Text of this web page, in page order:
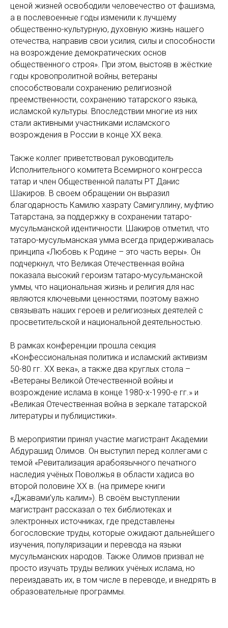
ценой жизней освободили человечество от фашизма,
а в послевоенные годы изменили к лучшему
общественно-культурную, духовную жизнь нашего
отечества, направив свои усилия, силы и способности
на возрождение демократических основ
общественного строя». При этом, выстояв в жёсткие
годы кровопролитной войны, ветераны
способствовали сохранению религиозной
преемственности, сохранению татарского языка,
исламской культуры. Впоследствии многие из них
стали активными участниками исламского
возрождения в России в конце ХХ века.
Также коллег приветствовал руководитель
Исполнительного комитета Всемирного конгресса
татар и член Общественной палаты РТ Данис
Шакиров. В своем обращении он выразил
благодарность Камилю хазрату Самигуллину, муфтию
Татарстана, за поддержку в сохранении татаро-
мусульманской идентичности. Шакиров отметил, что
татаро-мусульманская умма всегда придерживалась
принципа «Любовь к Родине – это часть веры». Он
подчеркнул, что Великая Отечественная война
показала высокий героизм татаро-мусульманской
уммы, что национальная жизнь и религия для нас
являются ключевыми ценностями, поэтому важно
связывать наших героев и религиозных деятелей с
просветительской и национальной деятельностью.
В рамках конференции прошла секция
«Конфессиональная политика и исламский активизм
50-80 гг. ХХ века», а также два круглых стола –
«Ветераны Великой Отечественной войны и
возрождение ислама в конце 1980-х-1990-е гг.» и
«Великая Отечественная война в зеркале татарской
литературы и публицистики».
В мероприятии принял участие магистрант Академии
Абдурашид Олимов. Он выступил перед коллегами с
темой «Ревитализация арабоязычного печатного
наследия учёных Поволжья в области хадиса во
второй половине XX в. (на примере книги
«Джавами’уль калим»). В своём выступлении
магистрант рассказал о тех библиотеках и
электронных источниках, где представлены
богословские труды, которые ожидают дальнейшего
изучения, популяризации и перевода на языки
мусульманских народов. Также Олимов призвал не
просто изучать труды великих учёных ислама, но
переиздавать их, в том числе в переводе, и внедрять в
образовательные программы.